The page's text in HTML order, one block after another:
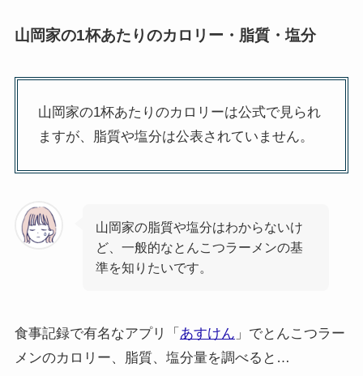
山岡家の1杯あたりのカロリー・脂質・塩分
山岡家の1杯あたりのカロリーは公式で見られ
ますが、脂質や塩分は公表されていません。
山岡家の脂質や塩分はわからないけ
ど、一般的なとんこつラーメンの基
準を知りたいです。
食事記録で有名なアプリ「 あすけん 」でとんこつラー
メンのカロリー、脂質、塩分量を調べると…